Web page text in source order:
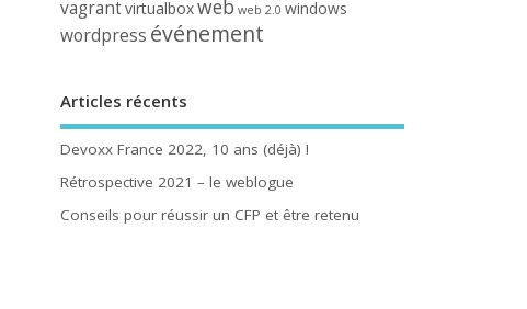
vagrantvirtualboxweb web 2.0 windows
wordpress événement
Articles récents
Devoxx France 2022, 10 ans (déjà) !
Rétrospective 2021 – le weblogue
Conseils pour réussir un CFP et être retenu